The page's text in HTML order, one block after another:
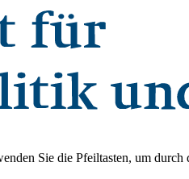
Sie die Pfeiltasten, um